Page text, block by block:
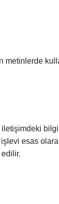
işlevi esas
edilir.